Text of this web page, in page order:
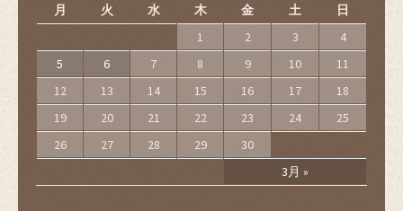
月
火 水 木 金 土 日
3月 »
1 2 3
4
5
6 7 8 9 10
11
12
13 14 15 16 17
18
19
20 21 22 23 24
25
26
27 28 29 30